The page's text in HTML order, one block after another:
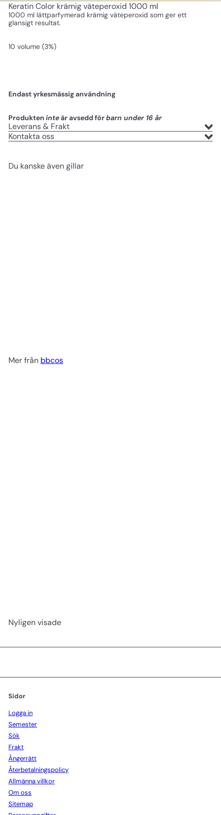
Keratin Color krämig väteperoxid 1000 ml
1000 ml lättparfymerad krämig väteperoxid som ger ett
glansigt resultat.
10 volume (3%)
Endast yrkesmässig användning
Produkten inteär avsedd förbarn under 16 år
Leverans & Frakt
Kontakta oss
Du kanske även gillar
Mer från bbcos
Nyligen visade
Sidor
Logga in
Semester
Sök
Frakt
Ångerrätt
Återbetalningspolicy
Allmänna villkor
Om oss
Sitemap